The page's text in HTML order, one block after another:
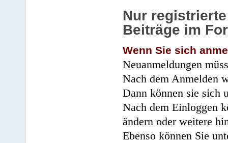
Nur
Beiträge im
Wenn Sie sich
Neuanmeldungen
Nach dem Anmelden
Dann können sie sich
Nach dem Einloggen
ändern oder weitere
Ebenso können Sie